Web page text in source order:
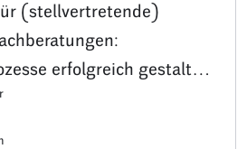
(stellvertretende)
erfolgreich gestalten